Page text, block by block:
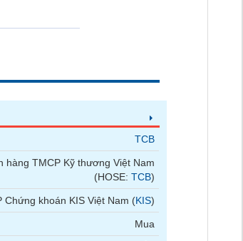
TCB
hàng TMCP Kỹ thương Việt Nam
(HOSE:TCB)
Chứng khoán KIS Việt Nam (KIS)
Mua